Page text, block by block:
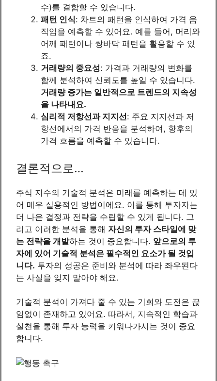
수)를 결합할 수 있습니다.
패턴 인식: 차트의 패턴을 인식하여 가격 움
직임을 예측할 수 있어요. 예를 들어, 머리와
어깨 패턴이나 쌍바닥 패턴을 활용할 수 있
죠.
거래량의 중요성: 가격과 거래량의 변화를
함께 분석하여 신뢰도를 높일 수 있습니다.
거래량 증가는 일반적으로 트렌드의 지속성
을 나타내요.
심리적 저항선과 지지선: 주요 지지선과 저
항선에서의 가격 반응을 분석하여, 향후의
가격 흐름을 예측할 수 있습니다.
결론적으로…
주식 지수의 기술적 분석은 미래를 예측하는 데 있
어 매우 실용적인 방법이에요. 이를 통해 투자자는
더 나은 결정과 전략을 수립할 수 있게 됩니다. 그
리고 이러한 분석을 통해 자신의 투자 스타일에 맞
는 전략을 개발하는 것이 중요합니다. 앞으로의 투
자에 있어 기술적 분석은 필수적인 요소가 될 것입
니다. 투자의 성공은 준비와 분석에 따라 좌우된다
는 사실을 잊지 말아야 해요.
기술적 분석이 가져다 줄 수 있는 기회와 도전은 끊
임없이 존재하고 있어요. 따라서, 지속적인 학습과
실천을 통해 투자 능력을 키워나가시는 것이 중요
합니다.